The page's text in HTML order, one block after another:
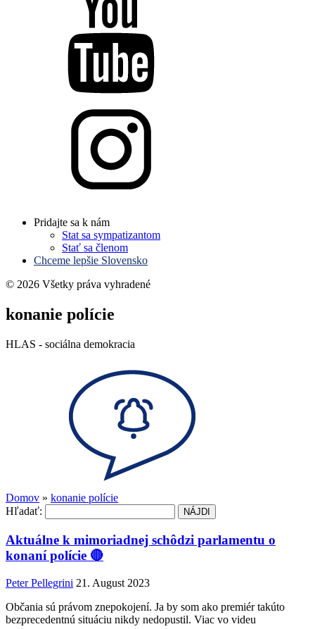
Pridajte sa k nám
Stat sa sympatizantom
Stať sa členom
Chceme lepšie Slovensko
© 2026 Všetky práva vyhradené
konanie polície
HLAS - sociálna demokracia
Domov » konanie polície
Hľadať:
Aktuálne k mimoriadnej schôdzi parlamentu o
konaní polície 🔴
Peter Pellegrini 21. August 2023
Občania sú právom znepokojení. Ja by som ako premiér takúto
bezprecedentnú situáciu nikdy nedopustil. Viac vo videu